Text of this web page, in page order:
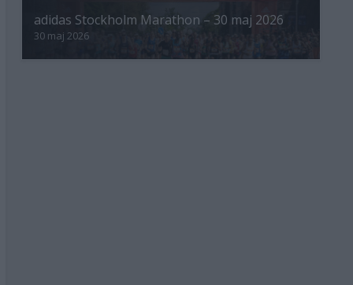
adidas Stockholm Marathon – 30 maj 2026
30 maj 2026